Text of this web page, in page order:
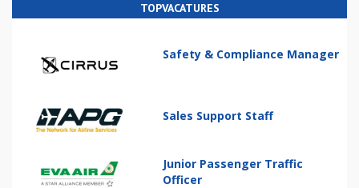
TOPVACATURES
Safety & Compliance Manager
Sales Support Staff
Junior Passenger Traffic
Officer